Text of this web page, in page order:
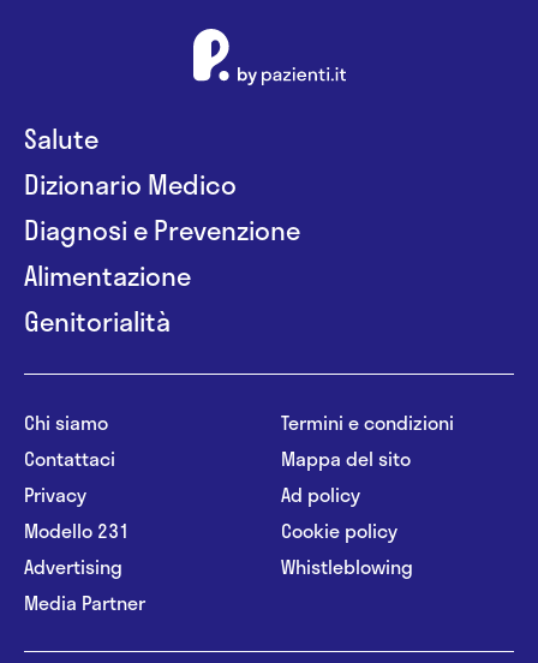
Salute
Dizionario Medico
Diagnosi e Prevenzione
Alimentazione
Genitorialità
Chi siamo
Contattaci
Privacy
Modello 231
Advertising
Media Partner
Termini e condizioni
Mappa del sito
Ad policy
Cookie policy
Whistleblowing